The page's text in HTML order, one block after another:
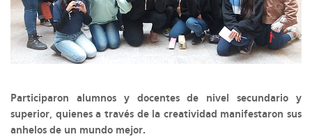
Participaron alumnos y docentes de nivel secundario y
superior, quienes a través de la creatividad manifestaron sus
anhelos de un mundo mejor.